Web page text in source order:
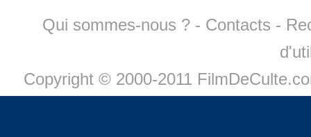
Qui sommes-nous ? - Contacts -
Copyright © 2000-2011